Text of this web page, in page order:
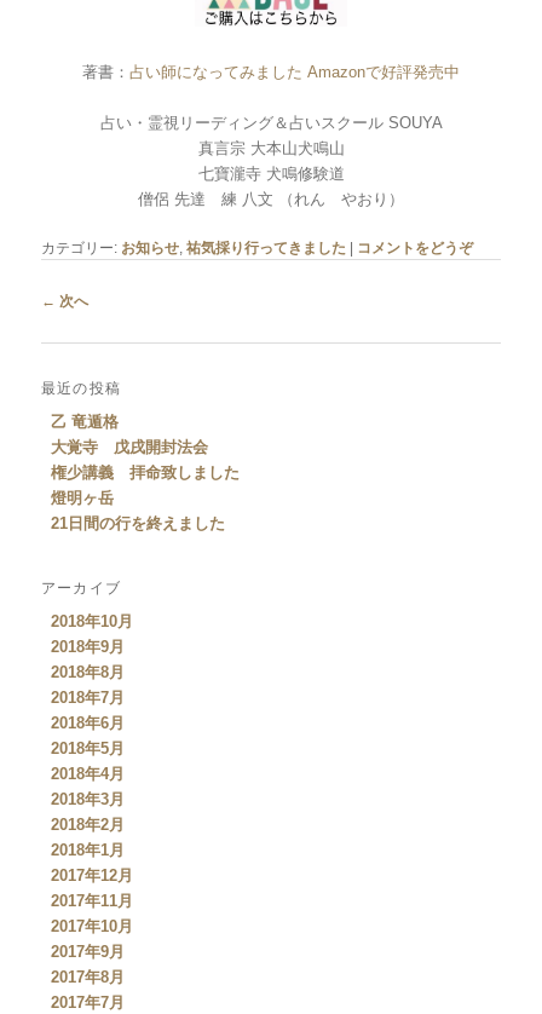
著書： 占い師になってみました Amazonで好評発売中
占い・霊視リーディング＆占いスクール SOUYA
真言宗 大本山犬鳴山
七寶瀧寺 犬鳴修験道
僧侶 先達 練 八文 （れん やおり）
カテゴリー: お知らせ,祐気採り行ってきました コメントをどうぞ
投稿ナビゲーション
← 次へ
最近の投稿
乙 竜遁格
大覚寺 戊戌開封法会
権少講義 拝命致しました
燈明ヶ岳
21日間の行を終えました
アーカイブ
2018年10月
2018年9月
2018年8月
2018年7月
2018年6月
2018年5月
2018年4月
2018年3月
2018年2月
2018年1月
2017年12月
2017年11月
2017年10月
2017年9月
2017年8月
2017年7月